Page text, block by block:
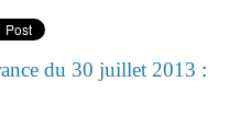
du 30 juillet 2013 :